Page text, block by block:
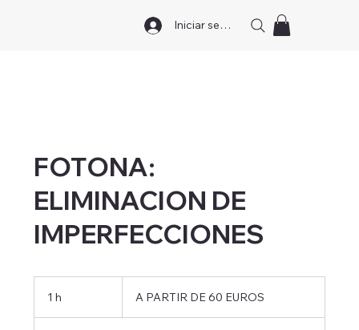
Iniciar sesión
FOTONA:
ELIMINACION DE
IMPERFECCIONES
1 h
EUROS
A PARTIR DE 60 EUROS